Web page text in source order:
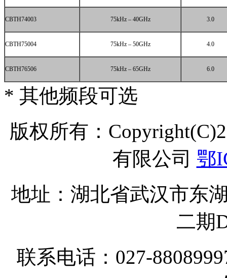
CBTH74003 75kHz – 40GHz 3.0
CBTH75004 75kHz – 50GHz 4.0
CBTH76506 75kHz – 65GHz 6.0
* 其他频段可选
版权所有：
有限公司 鄂
地址：湖北省武汉市东
二期
联系电话：027-